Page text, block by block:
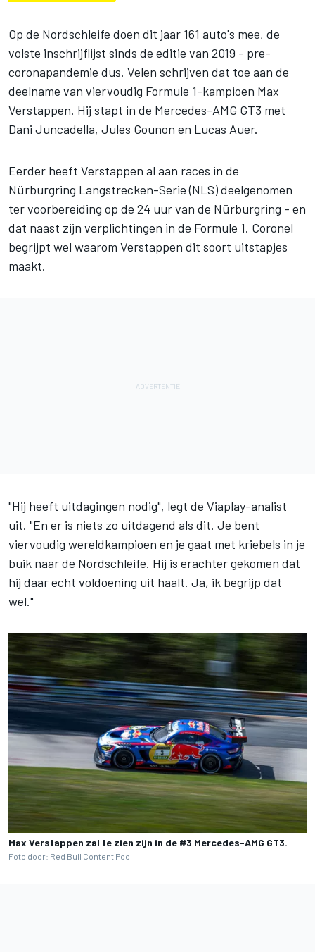
Op de Nordschleife doen dit jaar 161 auto's mee, de
volste inschrijflijst sinds de editie van 2019 - pre-
coronapandemie dus. Velen schrijven dat toe aan de
deelname van viervoudig Formule 1-kampioen Max
Verstappen. Hij stapt in de Mercedes-AMG GT3 met
Dani Juncadella, Jules Gounon en Lucas Auer.
Eerder heeft Verstappen al aan races in de
Nürburgring Langstrecken-Serie (NLS) deelgenomen
ter voorbereiding op de 24 uur van de Nürburgring - en
dat naast zijn verplichtingen in de Formule 1. Coronel
begrijpt wel waarom Verstappen dit soort uitstapjes
maakt.
"Hij heeft uitdagingen nodig", legt de Viaplay-analist
uit. "En er is niets zo uitdagend als dit. Je bent
viervoudig wereldkampioen en je gaat met kriebels in je
buik naar de Nordschleife. Hij is erachter gekomen dat
hij daar echt voldoening uit haalt. Ja, ik begrijp dat
wel."
Max Verstappen zal te zien zijn in de #3 Mercedes-AMG GT3.
Foto door: Red Bull Content Pool